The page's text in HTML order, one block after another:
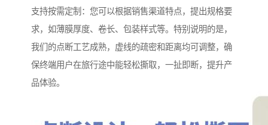
支持按需定制：您可以根据销售渠道特点，提出规格要
求，如薄膜厚度、卷长、包装样式等。特别说明的是，
我们的点断工艺成熟，虚线的疏密和距离均可调整，确
保终端用户在旅行途中能轻松撕取，一扯即断，提升产
品体验。